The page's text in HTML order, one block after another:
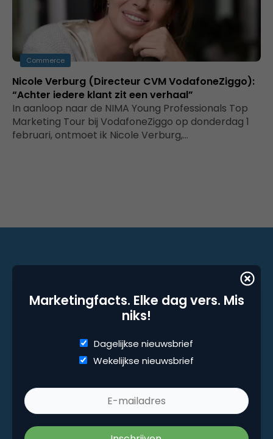
Commerce
Nicole Verburg (Directeur CVM VodafoneZiggo):
“Achter iedere klant zit een verhaal”
In aanloop naar de NIMA Young Professionals Top
Marketing Tour bij VodafoneZiggo op donderdag 1
februari, ontmoet ik Nicole Verburg,…
Marketingfacts. Elke dag vers. Mis
niks!
Dagelijkse nieuwsbrief
Wekelijkse nieuwsbrief
Marketingfacts. Elke dag vers. Mis niks!
Dagelijkse nieuwsbrief